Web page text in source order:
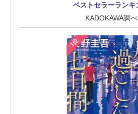
ベストセラーランキ
KADOKAWA調べ
1位